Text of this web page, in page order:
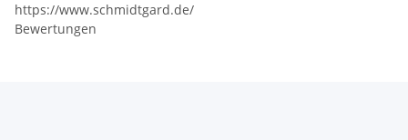
https://www.schmidtgard.de/
Bewertungen